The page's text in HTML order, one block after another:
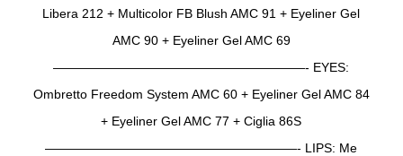
Libera 212 + Multicolor FB Blush AMC 91 + Eyeliner Gel
AMC 90 + Eyeliner Gel AMC 69
————————————————————- EYES:
Ombretto Freedom System AMC 60 + Eyeliner Gel AMC 84
+ Eyeliner Gel AMC 77 + Ciglia 86S
————————————————————- LIPS: Me